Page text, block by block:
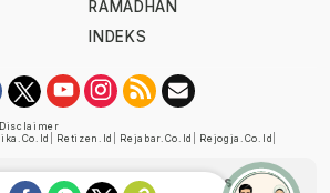
RAMADHAN
INDEKS
Disclaimer
Retizen.id Rejabar.co.id Rejogja.co.id
oleh Dewan Pers